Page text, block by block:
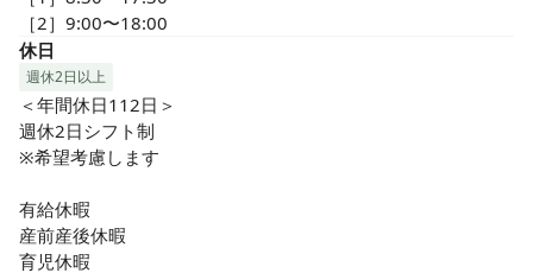
［2］9:00〜18:00
休日
週休2日以上
＜年間休日112日＞
週休2日シフト制
※希望考慮します
有給休暇
産前産後休暇
育児休暇